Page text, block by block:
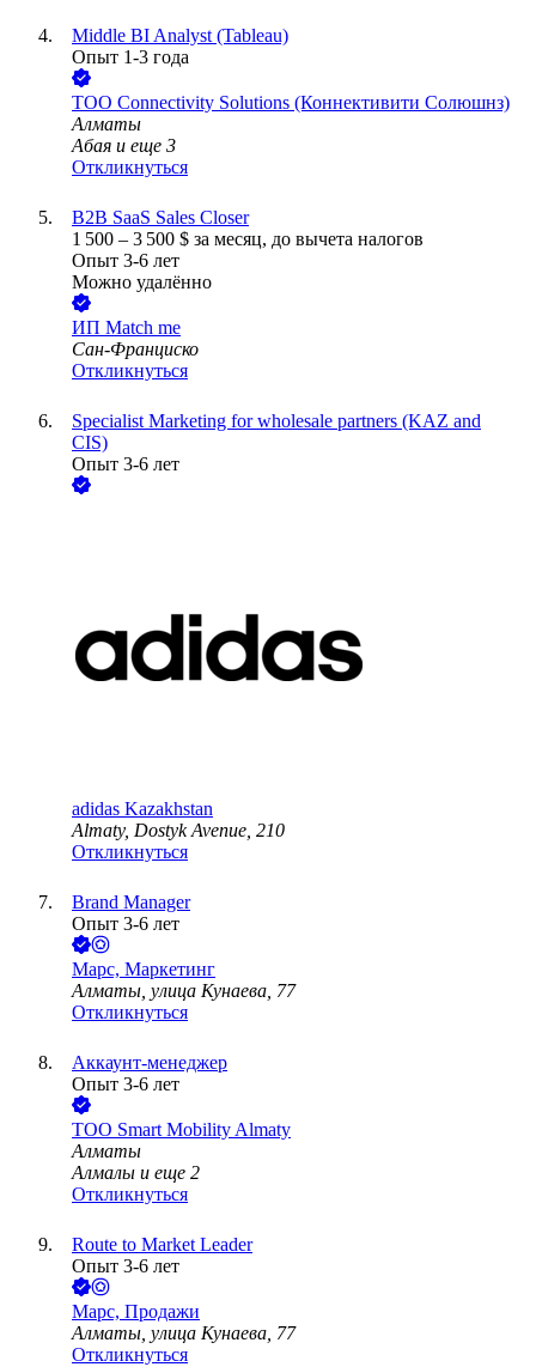
Middle BI Analyst (Tableau)
Опыт 1-3 года
ТОО Connectivity Solutions (Коннективити Солюшнз)
Алматы
Абая и еще 3
Откликнуться
B2B SaaS Sales Closer
1 500 – 3 500 $ за месяц, до вычета налогов
Опыт 3-6 лет
Можно удалённо
ИП Match me
Сан-Франциско
Откликнуться
Specialist Marketing for wholesale partners (KAZ and
CIS)
Опыт 3-6 лет
adidas Kazakhstan
Almaty, Dostyk Avenue, 210
Откликнуться
Brand Manager
Опыт 3-6 лет
Марс, Маркетинг
Алматы, улица Кунаева, 77
Откликнуться
Аккаунт-менеджер
Опыт 3-6 лет
ТОО Smart Mobility Almaty
Алматы
Алмалы и еще 2
Откликнуться
Route to Market Leader
Опыт 3-6 лет
Марс, Продажи
Алматы, улица Кунаева, 77
Откликнуться